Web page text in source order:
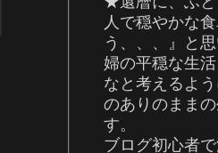
人で穏やかな
う、、、』と
婦の平穏な生
なと考えるよ
のありのまま
す。
ブログ初心者